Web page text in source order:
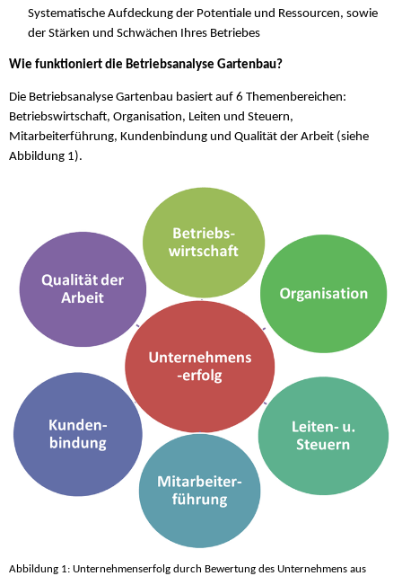
Systematische Aufdeckung der Potentiale und Ressourcen, sowie
der Stärken und Schwächen Ihres Betriebes
Wie funktioniert die Betriebsanalyse Gartenbau?
Die Betriebsanalyse Gartenbau basiert auf 6 Themenbereichen:
Betriebswirtschaft, Organisation, Leiten und Steuern,
Mitarbeiterführung, Kundenbindung und Qualität der Arbeit (siehe
Abbildung 1).
Abbildung 1: Unternehmenserfolg durch Bewertung des Unternehmens aus